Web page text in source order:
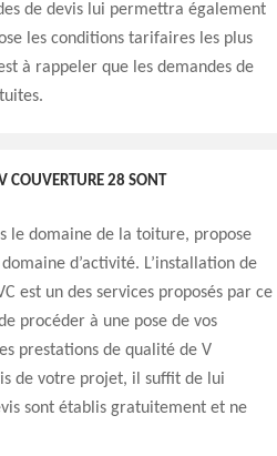
de devis lui permettra également
les conditions tarifaires les plus
à rappeler que les demandes de
COUVERTURE 28 SONT
le domaine de la toiture, propose
d’activité. L’installation de
est un des services proposés par ce
procéder à une pose de vos
prestations de qualité de V
de votre projet, il suffit de lui
sont établis gratuitement et ne